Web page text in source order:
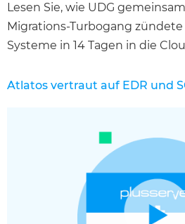
Lesen Sie, wie UDG
Migrations-Turbogang
Systeme in 14 Tagen in die
Atlatos vertraut auf EDR und